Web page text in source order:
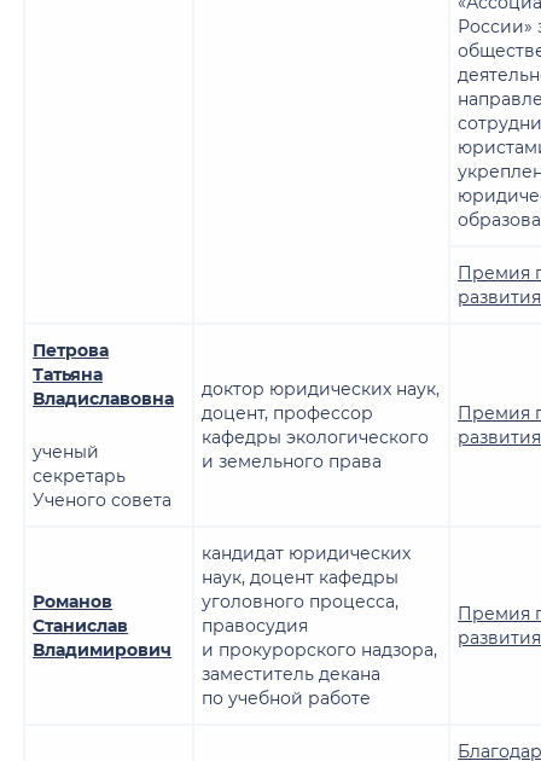
России»
Премия
Петрова
Татьяна
Владиславовна
ученый
секретарь
Ученого совета
доктор юридических наук,
доцент, профессор
кафедры экологического
и земельного права
Премия
Романов
Станислав
Владимирович
кандидат юридических
наук, доцент кафедры
уголовного процесса,
правосудия
и прокурорского надзора,
заместитель декана
по учебной работе
Премия